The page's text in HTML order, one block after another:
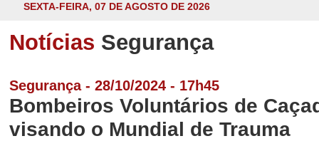
SEXTA-FEIRA, 07 DE AGOSTO DE 2026
Notícias Segurança
Segurança - 28/10/2024 - 17h45
Bombeiros Voluntários de
visando o Mundial de Trauma